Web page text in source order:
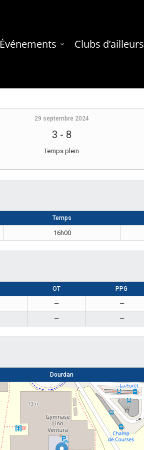
Événements Clubs d’ailleurs
29 septembre 2024
3 - 8
Temps plein
Temps
16h00
OT PPG
— —
— —
Dourdan